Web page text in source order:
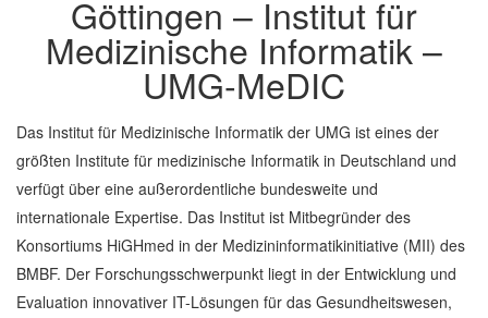
Göttingen – Institut für
Medizinische Informatik –
UMG-MeDIC
Das Institut für Medizinische Informatik der UMG ist eines der
größten Institute für medizinische Informatik in Deutschland und
verfügt über eine außerordentliche bundesweite und
internationale Expertise. Das Institut ist Mitbegründer des
Konsortiums HiGHmed in der Medizininformatikinitiative (MII) des
BMBF. Der Forschungsschwerpunkt liegt in der Entwicklung und
Evaluation innovativer IT-Lösungen für das Gesundheitswesen,